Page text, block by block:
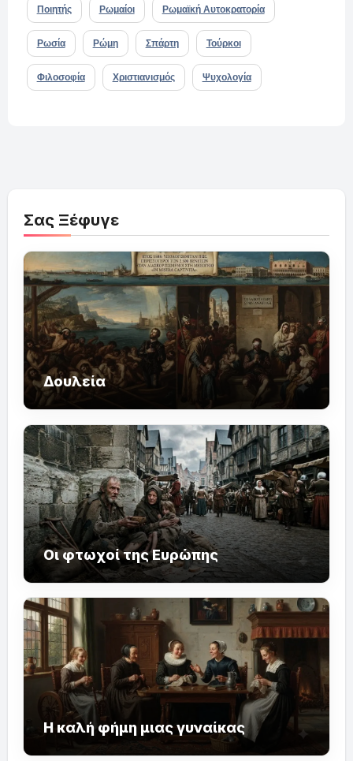
Ποιητής Ρωμαίοι Ρωμαϊκή Αυτοκρατορία
Ρωσία Ρώμη Σπάρτη Τούρκοι
Φιλοσοφία Χριστιανισμός Ψυχολογία
Σας Ξέφυγε
Δουλεία
Οι φτωχοί της Ευρώπης
Η καλή φήμη μιας γυναίκας